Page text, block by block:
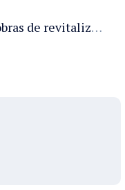
Prefeitura de Manaus inicia obras de revitalização na passarela Max Teixeira para ampliar segurança e mobilidade urbana